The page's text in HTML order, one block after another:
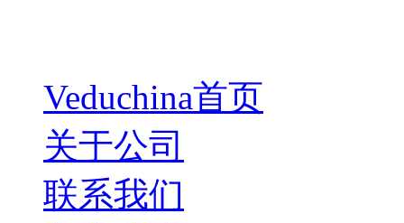
Veduchina首页
关于公司
联系我们